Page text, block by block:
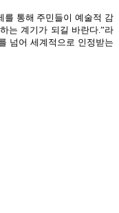
를 통해 주민들이 예술적 감
는 계기가 되길 바란다.”라
넘어 세계적으로 인정받는